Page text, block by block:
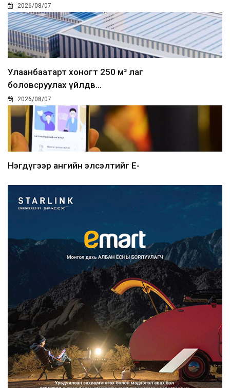
2026/08/07
Улаанбаатарт хоногт 250 м³ лаг
боловсруулах үйлдв...
2026/08/07
Нэгдүгээр ангийн элсэлтийг E-
Францад иргэд рүү зөвшөөрөлгүй
сурталчилгааны дууд...
2026/08/07
Нийтийн тээврийн Ч:19А чиглэлийн
замналд түр хугац...
2026/08/07